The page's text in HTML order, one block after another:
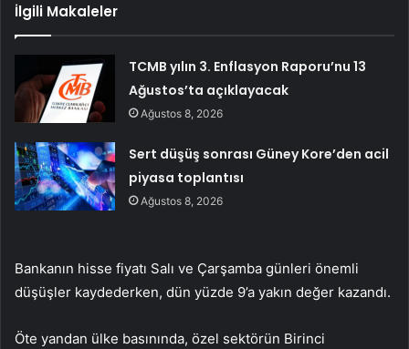
İlgili Makaleler
TCMB yılın 3. Enflasyon Raporu’nu 13
Ağustos’ta açıklayacak
Ağustos 8, 2026
Sert düşüş sonrası Güney Kore’den acil
piyasa toplantısı
Ağustos 8, 2026
Bankanın hisse fiyatı Salı ve Çarşamba günleri önemli
düşüşler kaydederken, dün yüzde 9’a yakın değer kazandı.
Öte yandan ülke basınında, özel sektörün Birinci